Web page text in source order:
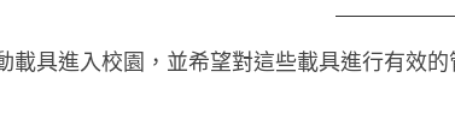
載具進入校園，並希望對這些載具進行有效